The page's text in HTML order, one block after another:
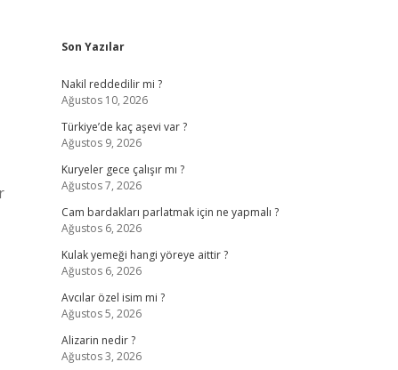
Sidebar
Son Yazılar
Nakil reddedilir mi ?
Ağustos 10, 2026
Türkiye’de kaç aşevi var ?
Ağustos 9, 2026
Kuryeler gece çalışır mı ?
Ağustos 7, 2026
Cam bardakları parlatmak için ne yapmalı ?
Ağustos 6, 2026
Kulak yemeği hangi yöreye aittir ?
Ağustos 6, 2026
Avcılar özel isim mi ?
Ağustos 5, 2026
Alizarin nedir ?
Ağustos 3, 2026